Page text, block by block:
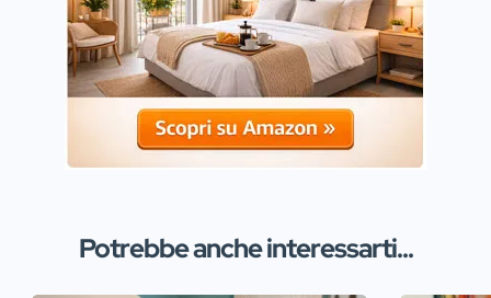
Potrebbe anche interessarti...